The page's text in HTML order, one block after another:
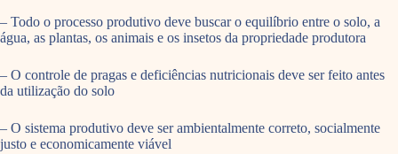
– Todo o processo produtivo deve buscar o equilíbrio entre o solo, a
água, as plantas, os animais e os insetos da propriedade produtora
– O controle de pragas e deficiências nutricionais deve ser feito antes
da utilização do solo
– O sistema produtivo deve ser ambientalmente correto, socialmente
justo e economicamente viável